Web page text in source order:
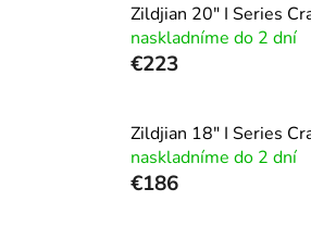
Zildjian 20" I Series
naskladníme do 2 dní
€223
Zildjian 18" I Series
naskladníme do 2 dní
€186